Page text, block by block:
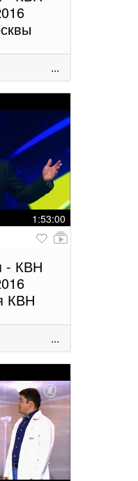
...
1:53:00
- КВН
КВН
...